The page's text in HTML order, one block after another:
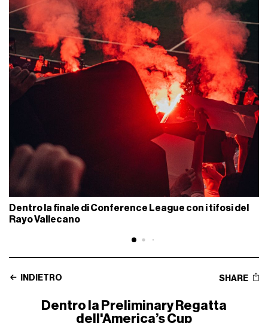
Dentro la finale di Conference League con i tifosi del
Rayo Vallecano
INDIETRO SHARE
Dentro la Preliminary Regatta
dell'America’s Cup